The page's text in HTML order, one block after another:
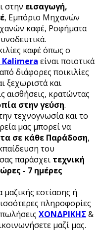
στην εισαγωγή,
, Εμπόριο Μηχανών
καφέ, Ροφήματα
καφέ όπως ο
Kalimera είναι ποιοτικά
διάφορες ποικιλίες
ξεχωριστά και
αισθήσεις, κρατώντας
στην γεύση.
τεχνογνωσία και το
μας μπορεί να
σε κάθε Παράδοση,
του
παράσχει τεχνική
- 7 ημέρες
μαζικής εστίασης ή
πληροφορίες
ΧΟΝΔΡΙΚΗΣ &
μαζί μας.